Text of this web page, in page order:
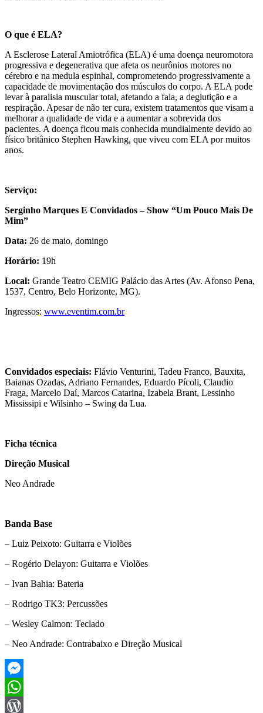
O que é ELA?
A Esclerose Lateral Amiotrófica (ELA) é uma doença neuromotora
progressiva e degenerativa que afeta os neurônios motores no
cérebro e na medula espinhal, comprometendo progressivamente a
capacidade de movimentação dos músculos do corpo. A ELA pode
levar à paralisia muscular total, afetando a fala, a deglutição e a
respiração. Apesar de não ter cura, existem tratamentos que visam a
melhorar a qualidade de vida e a aumentar a sobrevida dos
pacientes. A doença ficou mais conhecida mundialmente devido ao
físico britânico Stephen Hawking, que viveu com ELA por muitos
anos.
Serviço:
Serginho Marques E Convidados – Show “Um Pouco Mais De
Mim”
Data: 26 de maio, domingo
Horário: 19h
Local: Grande Teatro CEMIG Palácio das Artes (Av. Afonso Pena,
1537, Centro, Belo Horizonte, MG).
Ingressos: www.eventim.com.br
Convidados especiais: Flávio Venturini, Tadeu Franco, Bauxita,
Baianas Ozadas, Adriano Fernandes, Eduardo Pícoli, Claudio
Fraga, Marcelo Daí, Marcos Catarina, Izabela Brant, Lessinho
Mississipi e Wilsinho – Swing da Lua.
Ficha técnica
Direção Musical
Neo Andrade
Banda Base
– Luiz Peixoto: Guitarra e Violões
– Rogério Delayon: Guitarra e Violões
– Ivan Bahia: Bateria
– Rodrigo TK3: Percussões
– Wesley Calmon: Teclado
– Neo Andrade: Contrabaixo e Direção Musical
Messenger
WhatsApp